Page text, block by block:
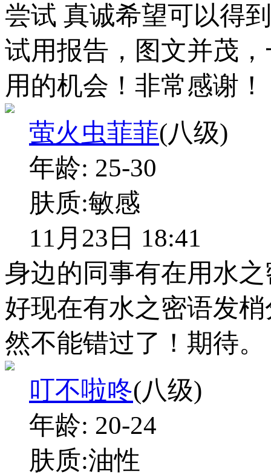
尝试 真诚希望可以得
试用报告，图文并茂
用的机会！非常感谢
萤火虫菲菲(八级)
年龄: 25-30
肤质:敏感
11月23日 18:41
身边的同事有在用水
好现在有水之密语发
然不能错过了！期待。
叮不啦咚(八级)
年龄: 20-24
肤质:油性